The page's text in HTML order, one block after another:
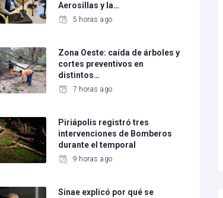
Aerosillas y la…
5 horas ago
Zona Oeste: caída de árboles y
cortes preventivos en
distintos…
7 horas ago
Piriápolis registró tres
intervenciones de Bomberos
durante el temporal
9 horas ago
Sinae explicó por qué se